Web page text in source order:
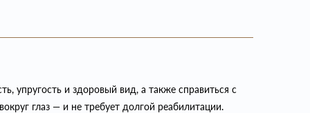
упругость и здоровый вид, а также справиться с
глаз — и не требует долгой реабилитации.